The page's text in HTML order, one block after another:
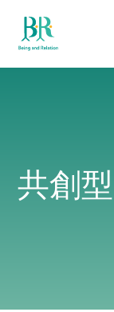
共創